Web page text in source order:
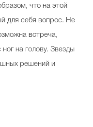
что на этой
для себя вопрос. Не
встреча,
на голову. Звезды
решений и